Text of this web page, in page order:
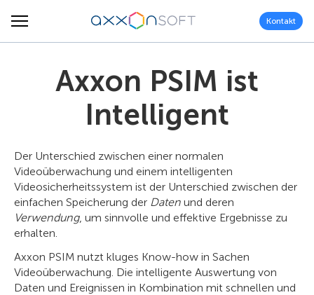
Kontakt
Axxon PSIM ist
Intelligent
Der Unterschied zwischen einer normalen
Videoüberwachung und einem intelligenten
Videosicherheitssystem ist der Unterschied zwischen der
einfachen Speicherung der Daten und deren
Verwendung, um sinnvolle und effektive Ergebnisse zu
erhalten.
Axxon PSIM nutzt kluges Know-how in Sachen
Videoüberwachung. Die intelligente Auswertung von
Daten und Ereignissen in Kombination mit schnellen und